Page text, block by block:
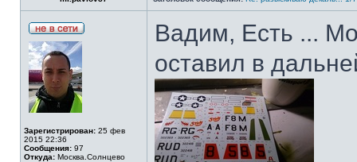
Зарегистрирован: 25 фев
2015 22:36
Сообщения: 97
Откуда: Москва.Солнцево
Вадим, Есть ...
оставил в